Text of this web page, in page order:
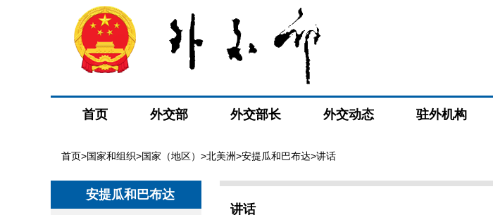
首页 外交部 外交部长 外交动态 驻外机构
首页>国家和组织>国家（地区） >北美洲>安提瓜和巴布达>讲话
安提瓜和巴布达
讲话